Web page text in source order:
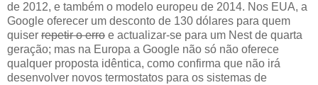
de 2012, e também o modelo europeu de 2014. Nos EUA, a
Google oferecer um desconto de 130 dólares para quem
quiser repetir o erro e actualizar-se para um Nest de quarta
geração; mas na Europa a Google não só não oferece
qualquer proposta idêntica, como confirma que não irá
desenvolver novos termostatos para os sistemas de